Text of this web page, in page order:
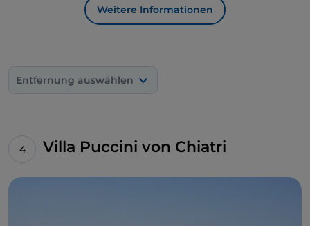
Weitere Informationen
Entfernung auswählen
Villa Puccini von Chiatri